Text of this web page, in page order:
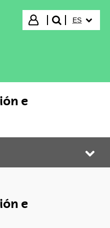
Iniciar sesión
buscar"
ES
e
e